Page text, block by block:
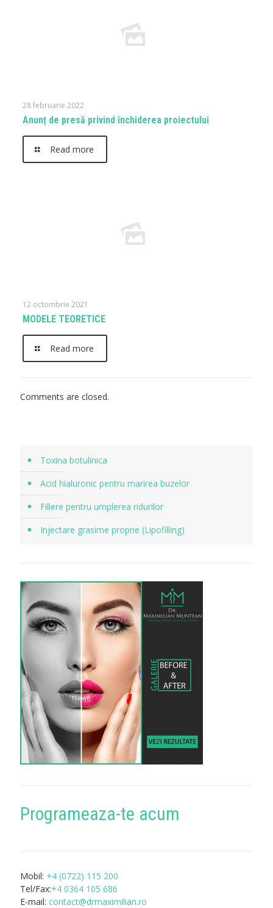
28 februarie 2022
Anunț de presă privind închiderea proiectului
Read more
12 octombrie 2021
MODELE TEORETICE
Read more
Comments are closed.
Toxina botulinica
Acid hialuronic pentru marirea buzelor
Fillere pentru umplerea ridurilor
Injectare grasime proprie (Lipofilling)
Programeaza-te acum
Mobil: +4 (0722) 115 200
Tel/Fax:+4 0364 105 686
E-mail: contact@drmaximilian.ro